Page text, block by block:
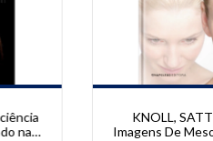
na
KNOLL,
Imagens De